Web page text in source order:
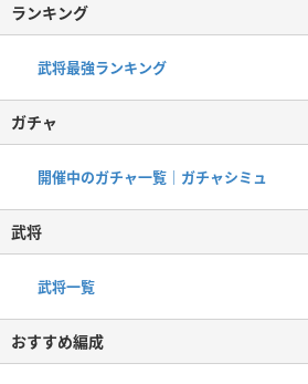
ランキング
武将最強ランキング
ガチャ
開催中のガチャ一覧｜ガチャシミュ
武将
武将一覧
おすすめ編成